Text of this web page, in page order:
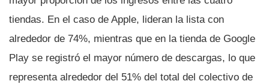
tiendas. En el caso de Apple, lideran la lista con
alrededor de 74%, mientras que en la tienda de Google
Play se registró el mayor número de descargas, lo que
representa alrededor del 51% del total del colectivo de